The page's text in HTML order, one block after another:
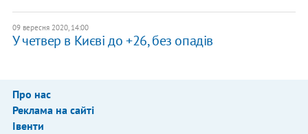
09 вересня 2020, 14:00
У четвер в Києві до +26, без опадів
Про нас
Реклама на сайті
Івенти